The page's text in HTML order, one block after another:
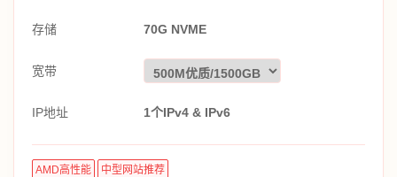
存储 70G NVME
宽带
IP地址 1个IPv4 & IPv6
AMD高性能 中型网站推荐